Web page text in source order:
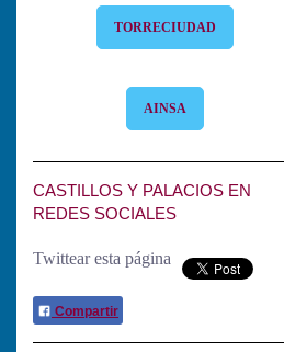
TORRECIUDAD
AINSA
CASTILLOS Y PALACIOS EN
REDES SOCIALES
Twittear esta página
Compartir